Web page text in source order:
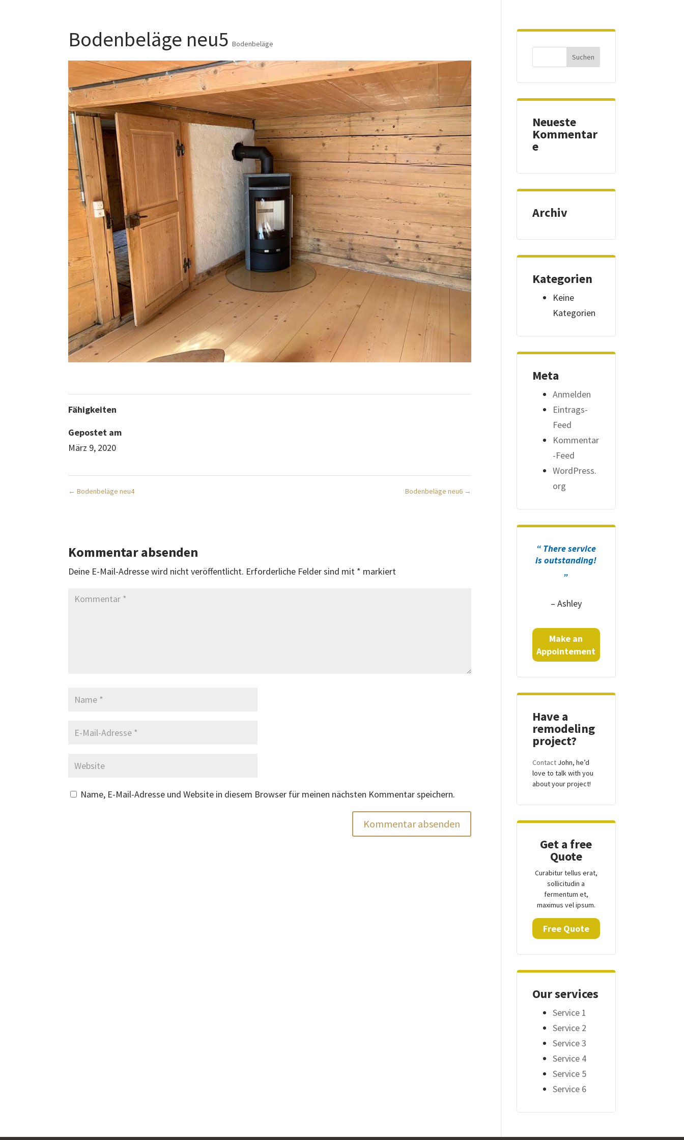
Bodenbeläge neu5 Bodenbeläge
Fähigkeiten
Gepostet am
März 9, 2020
← Bodenbeläge neu4 Bodenbeläge neu6 →
Kommentar absenden
Deine E-Mail-Adresse wird nicht veröffentlicht. Erforderliche Felder sind mit * markiert
Name, E-Mail-Adresse und Website in diesem Browser für meinen nächsten Kommentar speichern.
Neueste
Kommentar
e
Archiv
Kategorien
Keine
Kategorien
Meta
Anmelden
Eintrags-
Feed
Kommentar
-Feed
WordPress.
org
“ There service
is outstanding!
„
– Ashley
Make an
Appointement
Have a
remodeling
project?
Contact John, he’d
love to talk with you
about your project!
Get a free
Quote
Curabitur tellus erat,
sollicitudin a
fermentum et,
maximus vel ipsum.
Free Quote
Our services
Service 1
Service 2
Service 3
Service 4
Service 5
Service 6